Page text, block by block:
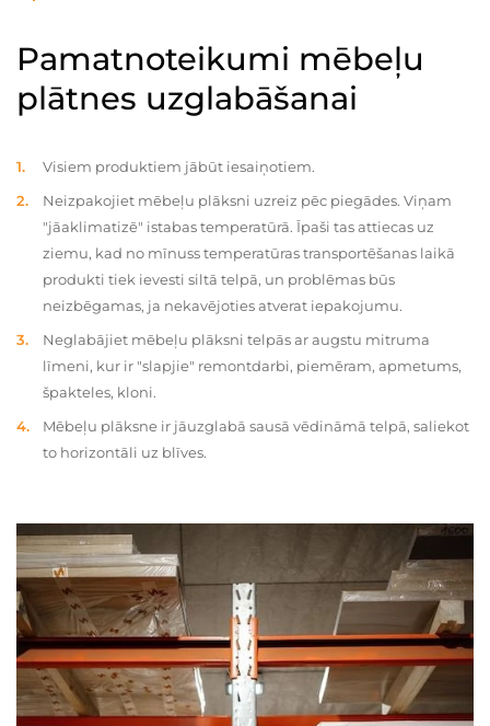
Pamatnoteikumi mēbeļu
plātnes uzglabāšanai
Visiem produktiem jābūt iesaiņotiem.
Neizpakojiet mēbeļu plāksni uzreiz pēc piegādes. Viņam
"jāaklimatizē" istabas temperatūrā. Īpaši tas attiecas uz
ziemu, kad no mīnuss temperatūras transportēšanas laikā
produkti tiek ievesti siltā telpā, un problēmas būs
neizbēgamas, ja nekavējoties atverat iepakojumu.
Neglabājiet mēbeļu plāksni telpās ar augstu mitruma
līmeni, kur ir "slapjie" remontdarbi, piemēram, apmetums,
špakteles, kloni.
Mēbeļu plāksne ir jāuzglabā sausā vēdināmā telpā, saliekot
to horizontāli uz blīves.